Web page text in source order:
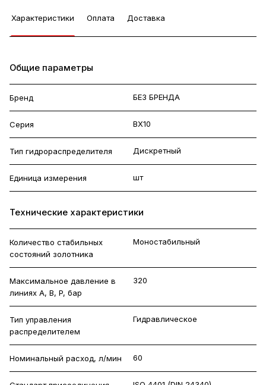
Характеристики Оплата Доставка
Общие параметры
Бренд БЕЗ БРЕНДА
Серия ВХ10
Тип гидрораспределителя Дискретный
Единица измерения шт
Технические характеристики
Количество стабильных
состояний золотника
Моностабильный
Максимальное давление в
линиях A, B, P, бар
320
Тип управления
распределителем
Гидравлическое
Номинальный расход, л/мин 60